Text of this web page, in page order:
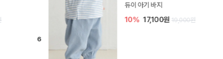
듀이 아기 바지
10% 17,100원 19,000원